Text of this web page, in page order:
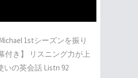
Michael 1stシーズンを振り
付き】 リスニング力が上
いの英会話 Listn 92